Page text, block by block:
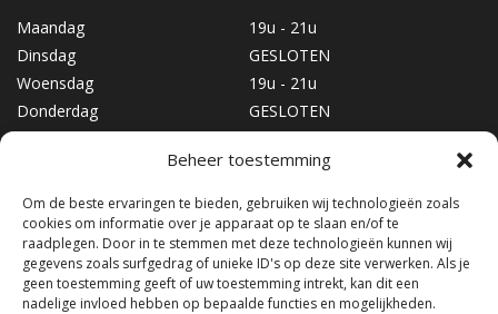
Beheer toestemming
Om de beste ervaringen te bieden, gebruiken wij technologieën zoals
cookies om informatie over je apparaat op te slaan en/of te
raadplegen. Door in te stemmen met deze technologieën kunnen wij
gegevens zoals surfgedrag of unieke ID's op deze site verwerken. Als je
geen toestemming geeft of uw toestemming intrekt, kan dit een
nadelige invloed hebben op bepaalde functies en mogelijkheden.
Maandag
19u - 21u
Dinsdag
GESLOTEN
Woensdag
19u - 21u
Donderdag
GESLOTEN
Vrijdag
19u - 21u
10u - 17u
Zondag
GESLOTEN